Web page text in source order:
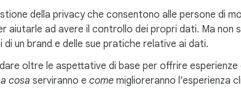
della privacy che consentono alle persone di
aiutarle ad avere il controllo dei propri dati. Ma non
di un brand e delle sue pratiche relative ai dati.
oltre le aspettative di base per offrire
a cosa serviranno e come miglioreranno l’esperienza